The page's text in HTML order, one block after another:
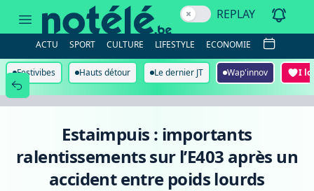
importants
ralentissements
l’E403
après
accident
entre
REPLAY
ACTU SPORT CULTURE LIFESTYLE ECONOMIE
Festivibes Hauts détour Le dernier JT Wap'innov I
Estaimpuis : importants
ralentissements sur l’E403 après un
accident entre poids lourds